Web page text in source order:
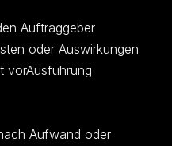
Auftraggeber
oder Auswirkungen
vorAusführung
Aufwand oder